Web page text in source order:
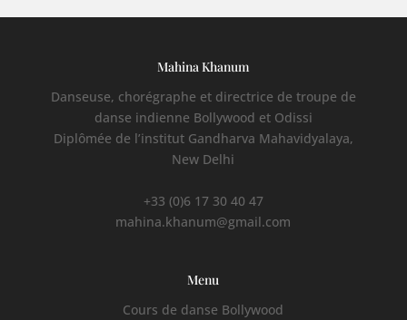
Mahina Khanum
Danseuse, chorégraphe et directrice de troupe de
danse indienne Bollywood et Odissi
Diplômée de l’institut Gandharva Mahavidyalaya,
New Delhi
+33 (0)6 17 30 40 47
mahina.khanum@gmail.com
Menu
Cours de danse Bollywood